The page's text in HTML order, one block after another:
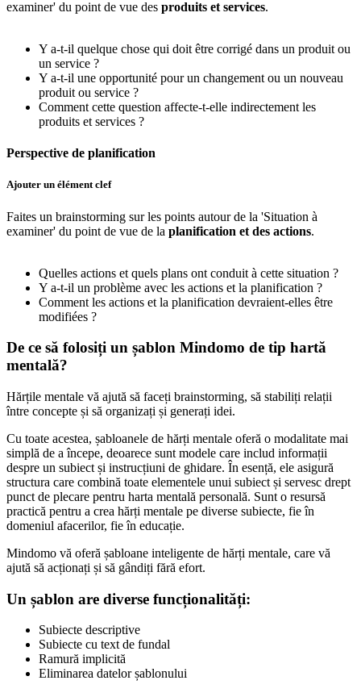
examiner' du point de vue des produits et services.
Y a-t-il quelque chose qui doit être corrigé dans un produit ou
un service ?
Y a-t-il une opportunité pour un changement ou un nouveau
produit ou service ?
Comment cette question affecte-t-elle indirectement les
produits et services ?
Perspective de planification
Ajouter un élément clef
Faites un brainstorming sur les points autour de la 'Situation à
examiner' du point de vue de la planification et des actions.
Quelles actions et quels plans ont conduit à cette situation ?
Y a-t-il un problème avec les actions et la planification ?
Comment les actions et la planification devraient-elles être
modifiées ?
De ce să folosiți un șablon Mindomo de tip hartă
mentală?
Hărțile mentale vă ajută să faceți brainstorming, să stabiliți relații
între concepte și să organizați și generați idei.
Cu toate acestea, șabloanele de hărți mentale oferă o modalitate mai
simplă de a începe, deoarece sunt modele care includ informații
despre un subiect și instrucțiuni de ghidare. În esență, ele asigură
structura care combină toate elementele unui subiect și servesc drept
punct de plecare pentru harta mentală personală. Sunt o resursă
practică pentru a crea hărți mentale pe diverse subiecte, fie în
domeniul afacerilor, fie în educație.
Mindomo vă oferă șabloane inteligente de hărți mentale, care vă
ajută să acționați și să gândiți fără efort.
Un șablon are diverse funcționalități:
Subiecte descriptive
Subiecte cu text de fundal
Ramură implicită
Eliminarea datelor șablonului